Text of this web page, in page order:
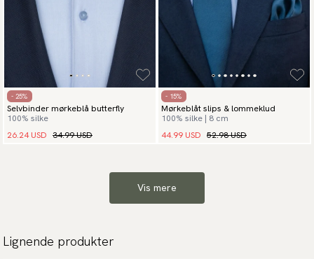
- 25%
Selvbinder mørkeblå butterfly
100% silke
26.24 USD 34.99 USD
- 15%
Mørkeblåt slips & lommeklud
100% silke | 8 cm
44.99 USD 52.98 USD
Vis mere
Lignende produkter